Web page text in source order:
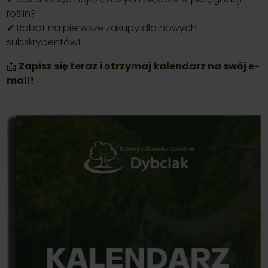
roślin?
✔ Rabat na pierwsze zakupy dla nowych
subskrybentów!
📩 Zapisz się teraz i otrzymaj kalendarz na swój e-
mail!